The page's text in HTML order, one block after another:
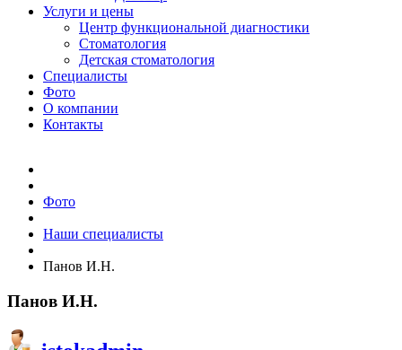
Услуги и цены
Центр функциональной диагностики
Стоматология
Детская стоматология
Cпециалисты
Фото
О компании
Контакты
Фото
Наши специалисты
Панов И.Н.
Панов И.Н.